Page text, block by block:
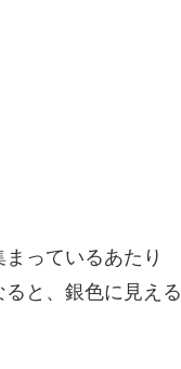
っているあたり
と、銀色に見える